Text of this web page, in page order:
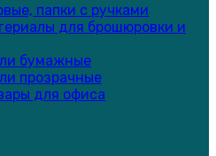
папки с ручками
для брошюровки и
бумажные
прозрачные
для офиса